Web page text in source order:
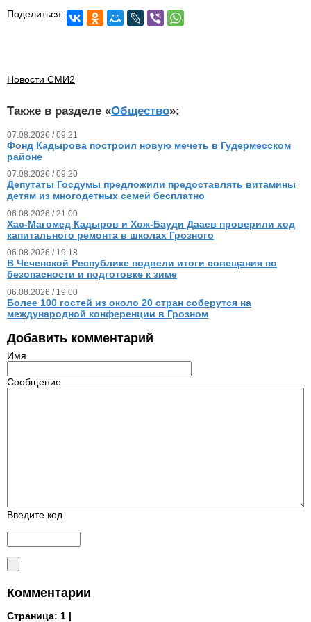
Поделиться:
Новости СМИ2
Также в разделе «Общество»:
07.08.2026 / 09.21
Фонд Кадырова построил новую мечеть в Гудермесском
районе
07.08.2026 / 09.20
Депутаты Госдумы предложили предоставлять витамины
детям из многодетных семей бесплатно
06.08.2026 / 21.00
Хас-Магомед Кадыров и Хож-Бауди Дааев проверили ход
капитального ремонта в школах Грозного
06.08.2026 / 19.18
В Чеченской Республике подвели итоги совещания по
безопасности и подготовке к зиме
06.08.2026 / 19.00
Более 100 гостей из около 20 стран соберутся на
международной конференции в Грозном
Добавить комментарий
Имя
Сообщение
Введите код
Комментарии
Страница: 1 |